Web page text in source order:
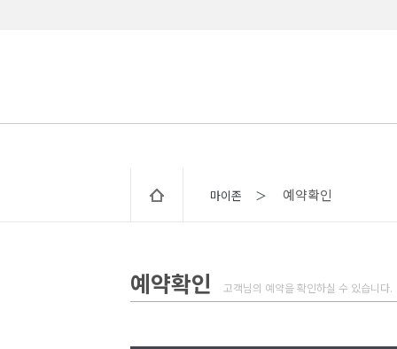
마이존 ＞ 예약확인
예약확인 고객님의 예약을 확인하실 수 있습니다.